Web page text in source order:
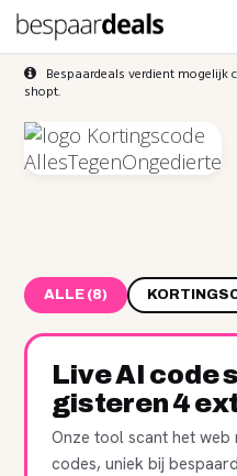
Bespaardeals verdient mogelijk
shopt.
ALLE (8)
Live AI code
gisteren 4
Onze tool scant het web
codes, uniek bij